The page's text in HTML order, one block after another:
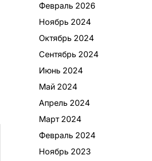
Февраль 2026
Ноябрь 2024
Октябрь 2024
Сентябрь 2024
Июнь 2024
Май 2024
Апрель 2024
Март 2024
Февраль 2024
Ноябрь 2023